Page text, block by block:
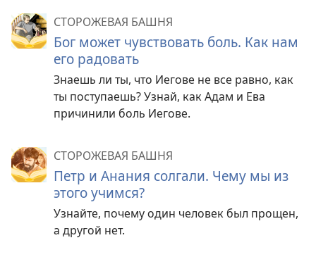
СТОРОЖЕВАЯ БАШНЯ
Бог может чувствовать боль. Как нам
его радовать
Знаешь ли ты, что Иегове не все равно, как
ты поступаешь? Узнай, как Адам и Ева
причинили боль Иегове.
СТОРОЖЕВАЯ БАШНЯ
Петр и Анания солгали. Чему мы из
этого учимся?
Узнайте, почему один человек был прощен,
а другой нет.